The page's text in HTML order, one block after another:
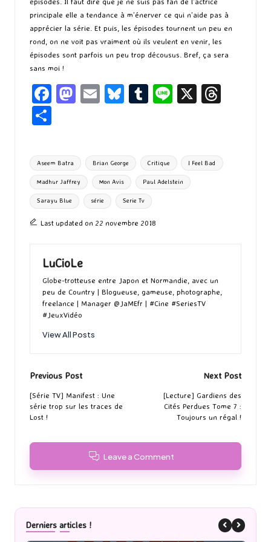
principale elle a tendance à m’énerver ce qui n’aide pas à
apprécier la série. Et puis, les épisodes tournent un peu en
rond, on ne voit pas vraiment où ils veulent en venir, les
épisodes sont parfois un peu trop décousus. Bref, ça sera
sans moi !
Fa
o
o
k
M
d
o
n
E
l
Bl
ky
T
bl
r
Li X
ds
ta
g
er
Tags:
Aseem Batra Brian George Critique I Feel Bad
Madhur Jaffrey Mon Avis Paul Adelstein
Sarayu Blue série Serie Tv
Last updated on 22 novembre 2018
LuCioLe
Globe-trotteuse entre Japon et Normandie, avec un
peu de Country | Blogueuse, gameuse, photographe,
freelance | Manager @JaMEfr | #Cine #SeriesTV
#JeuxVidéo
View All Posts
Post
navigation
Previous Post
[Série TV] Manifest : Une
série trop sur les traces de
Lost !
Next Post
[Lecture] Gardiens des
Cités Perdues Tome 7 :
Toujours un régal !
Leave a Comment
Derniers articles !